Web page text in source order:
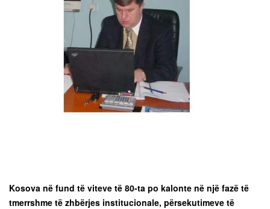
Kosova në fund të viteve të 80-ta po kalonte në një fazë të
tmerrshme të zhbërjes institucionale, përsekutimeve të